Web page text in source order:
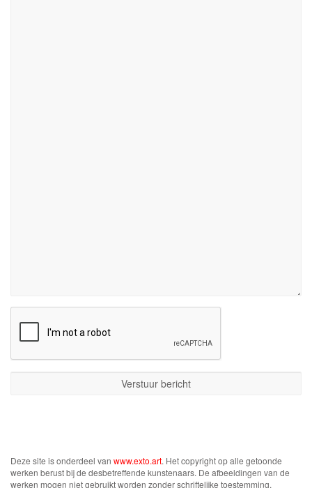
Deze site is onderdeel van www.exto.art. Het copyright op alle getoonde
werken berust bij de desbetreffende kunstenaars. De afbeeldingen van de
werken mogen niet gebruikt worden zonder schriftelijke toestemming.